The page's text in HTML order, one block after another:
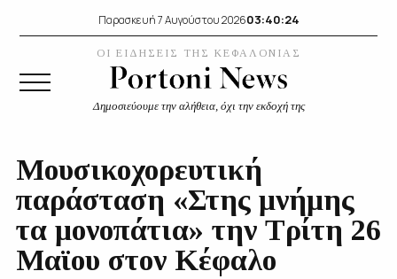
Παρασκευή 7 Αυγούστου 202603:40:25
ΟΙ ΕΙΔΗΣΕΙΣ ΤΗΣ ΚΕΦΑΛΟΝΙΑΣ
Δημοσιεύουμε την αλήθεια, όχι την εκδοχή της
Μουσικοχορευτική
παράσταση «Στης μνήμης
τα μονοπάτια» την Τρίτη 26
Μαϊου στον Κέφαλο